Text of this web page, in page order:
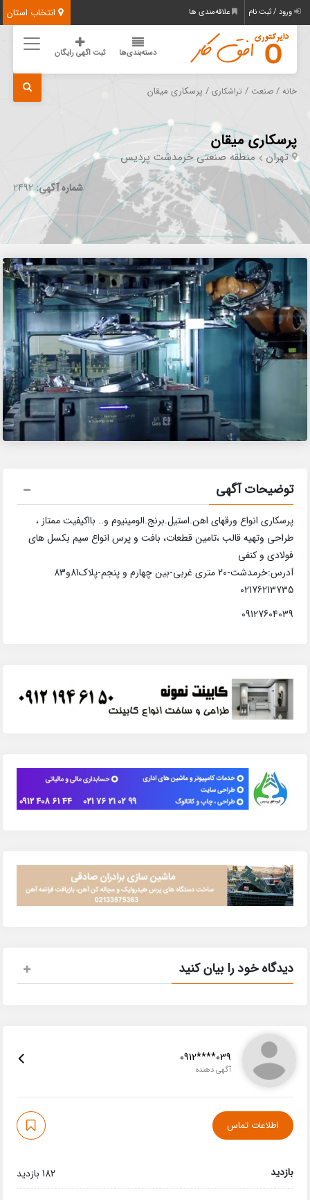
انتخاب استان ورود / ثبت نام علاقه‌مندی ها
دسته‌بندی‌ها ثبت اگهی رایگان
خانه /صنعت / تراشکاری / پرسکاری میقان
پرسکاری میقان
تهران منطقه صنعتی خرمدشت پردیس
شماره آگهی:2492
توضیحات آگهی
پرسکاری انواع ورقهای اهن.استیل.برنج.الومینیوم و.. بااکیفیت ممتاز ،
طراحی وتهیه قالب ،تامین قطعات، بافت و پرس انواع سیم بکسل های
فولادی و کنفی
آدرس:خرمدشت-20 متری غربی-بین چهارم و پنجم-پلاک81و83
02176213735
09127604039
دیدگاه خود را بیان کنید
0912****039
آگهی دهنده
اطلاعات تماس
بازدید 182 بازدید